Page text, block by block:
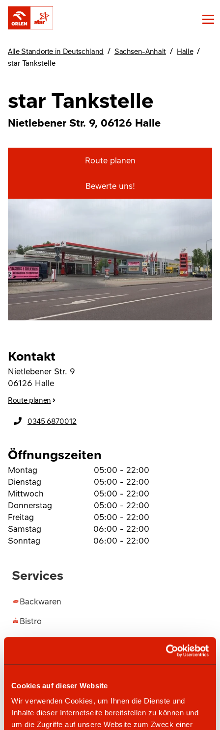
Cookies auf dieser Website
Wir verwenden Cookies, um Ihnen die Dienste und
Inhalte dieser Internetseite bereitstellen zu können und
um die Zugriffe auf unsere Website zum Zweck einer
Alle Standorte in Deutschland / Sachsen-Anhalt / Halle /
star Tankstelle
star Tankstelle
Nietlebener Str. 9, 06126 Halle
Route planen
Bewerte uns!
Kontakt
Nietlebener Str. 9
06126 Halle
Route planen
0345 6870012
Öffnungszeiten
Montag
05:00 - 22:00
Dienstag
05:00 - 22:00
Mittwoch
05:00 - 22:00
Donnerstag
05:00 - 22:00
Freitag
05:00 - 22:00
Samstag
06:00 - 22:00
Sonntag
06:00 - 22:00
Services
Backwaren
Bistro
SB Staubsauger
Kraftstoffpreise